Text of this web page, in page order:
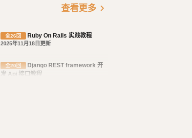
查看更多 chevron_right
全26回 Ruby On Rails 实践教程
2025年11月18日更新
全20回
发 Api 接口教程